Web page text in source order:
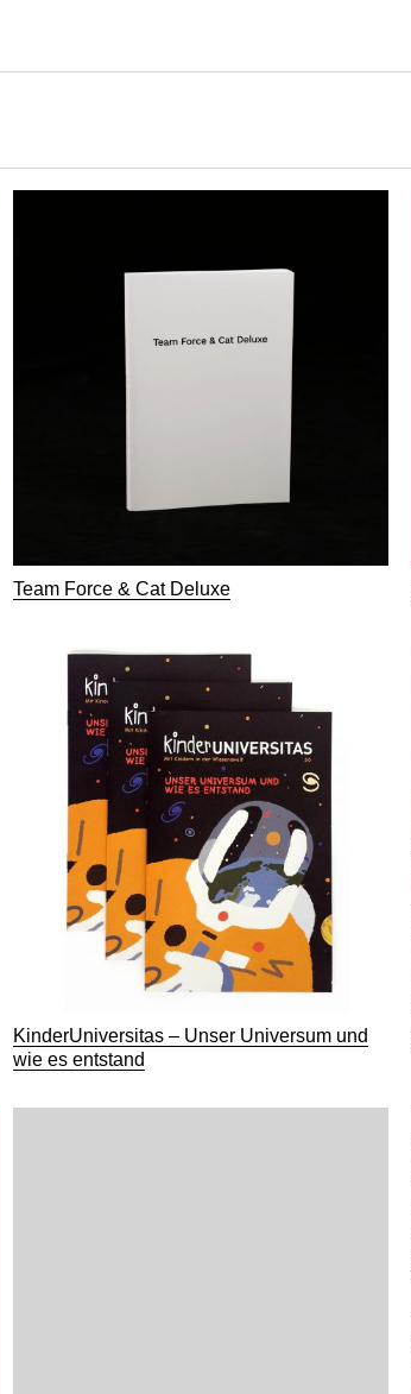
Team Force & Cat Deluxe
KinderUniversitas – Unser Universum und
wie es entstand